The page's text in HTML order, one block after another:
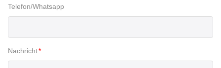
Telefon/Whatsapp
Nachricht*